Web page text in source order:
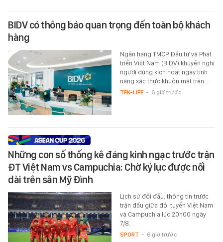
BIDV có thông báo quan trọng đến toàn bộ khách
hàng
Ngân hàng TMCP Đầu tư và Phát
triển Việt Nam (BIDV) khuyến nghị
người dùng kích hoạt ngay tính
năng xác thực khuôn mặt trên…
TEK-LIFE - 6 giờ trước
Những con số thống kê đáng kinh ngạc trước trận
ĐT Việt Nam vs Campuchia: Chờ kỷ lục được nối
dài trên sân Mỹ Đình
Lịch sử đối đầu, thông tin trước
trận đấu giữa đội tuyển Việt Nam
và Campuchia lúc 20h00 ngày
7/8.
SPORT - 6 giờ trước